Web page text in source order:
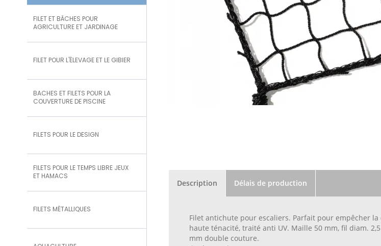
FILET ET BÂCHES POUR
AGRICULTURE ET JARDINAGE
FILET POUR L'ÉLEVAGE ET LE GIBIER
BACHES ET FILETS POUR LA
COUVERTURE DE PISCINE
FILETS POUR LE DESIGN
FILETS POUR LE TEMPS LIBRE JEUX
ET HAMACS
FILETS MÉTALLIQUES
Description Délais de production
Filet antichute pour escaliers. Parfait pour empêcher
haute ténacité, traité anti UV. Maille 50 mm, fil diam.
mm double couture.